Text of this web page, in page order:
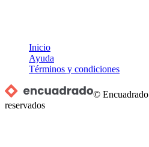
Inicio
Ayuda
Términos y condiciones
© Encuadrado
reservados